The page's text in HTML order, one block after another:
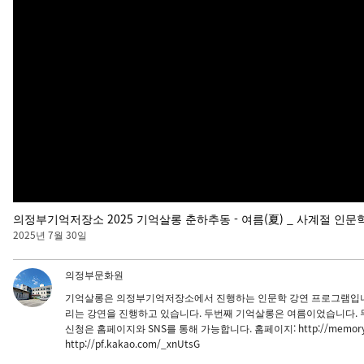
의정부기억저장소 2025 기억살롱 춘하추동 - 여름(夏) _ 사계절 인문
2025년 7월 30일
의정부문화원
기억살롱은 의정부기억저장소에서 진행하는 인문학 강연 프로그램
리는 강연을 진행하고 있습니다. 두번째 기억살롱은 여름이었습니
신청은 홈페이지와 SNS를 통해 가능합니다. 홈페이지: http://
http://pf.kakao.com/_xnUtsG